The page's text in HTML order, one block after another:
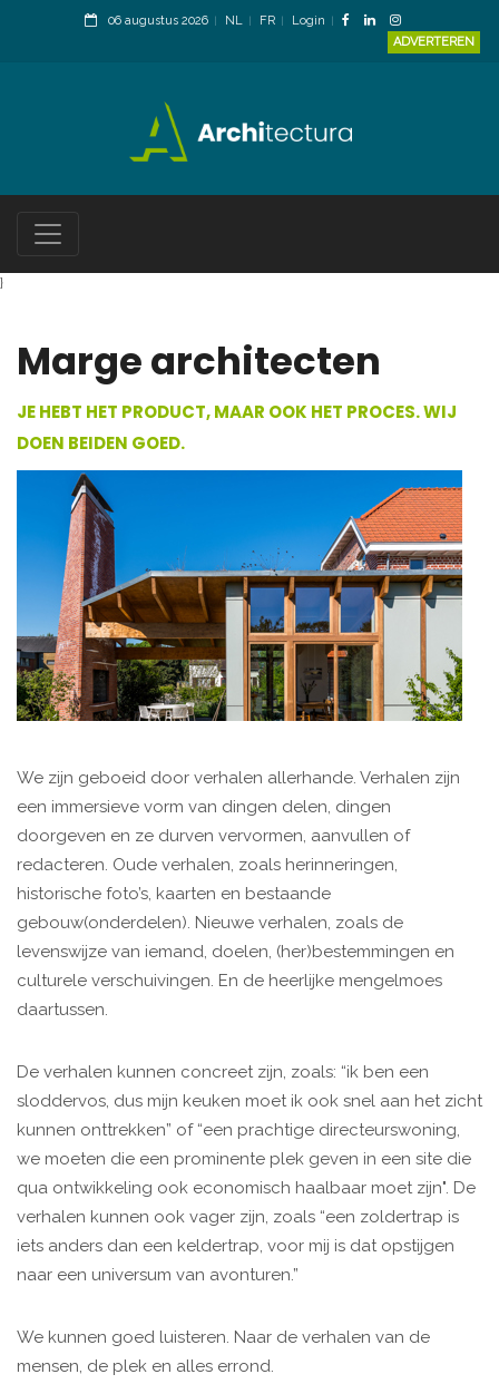
06 augustus 2026 NL FR
Login
ADVERTEREN
}
Marge architecten
JE HEBT HET PRODUCT, MAAR OOK HET PROCES. WIJ
DOEN BEIDEN GOED.
We zijn geboeid door verhalen allerhande. Verhalen zijn
een immersieve vorm van dingen delen, dingen
doorgeven en ze durven vervormen, aanvullen of
redacteren. Oude verhalen, zoals herinneringen,
historische foto’s, kaarten en bestaande
gebouw(onderdelen). Nieuwe verhalen, zoals de
levenswijze van iemand, doelen, (her)bestemmingen en
culturele verschuivingen. En de heerlijke mengelmoes
daartussen.
De verhalen kunnen concreet zijn, zoals: “ik ben een
sloddervos, dus mijn keuken moet ik ook snel aan het zicht
kunnen onttrekken” of “een prachtige directeurswoning,
we moeten die een prominente plek geven in een site die
qua ontwikkeling ook economisch haalbaar moet zijn". De
verhalen kunnen ook vager zijn, zoals “een zoldertrap is
iets anders dan een keldertrap, voor mij is dat opstijgen
naar een universum van avonturen.”
We kunnen goed luisteren. Naar de verhalen van de
mensen, de plek en alles errond.